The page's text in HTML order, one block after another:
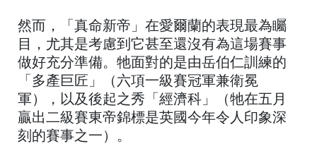
然而，「真命新帝」在愛爾蘭的表現最為矚
目，尤其是考慮到它甚至還沒有為這場賽事
做好充分準備。牠面對的是由岳伯仁訓練的
「多產巨匠」（六項一級賽冠軍兼衛冕
軍），以及後起之秀「經濟科」（牠在五月
贏出二級賽東帝錦標是英國今年令人印象深
刻的賽事之一）。